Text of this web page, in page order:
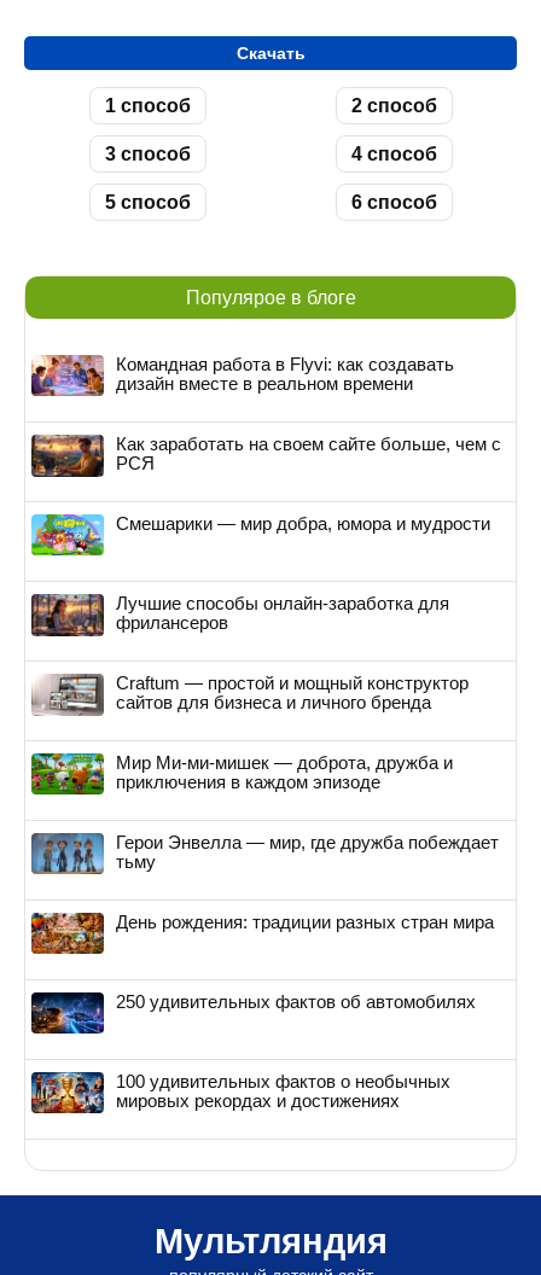
Скачать
1 способ 2 способ
3 способ 4 способ
5 способ 6 способ
Популярое в блоге
Командная работа в Flyvi: как создавать
дизайн вместе в реальном времени
Как заработать на своем сайте больше, чем с
РСЯ
Смешарики — мир добра, юмора и мудрости
Лучшие способы онлайн-заработка для
фрилансеров
Craftum — простой и мощный конструктор
сайтов для бизнеса и личного бренда
Мир Ми-ми-мишек — доброта, дружба и
приключения в каждом эпизоде
Герои Энвелла — мир, где дружба побеждает
тьму
День рождения: традиции разных стран мира
250 удивительных фактов об автомобилях
100 удивительных фактов о необычных
мировых рекордах и достижениях
Мультляндия